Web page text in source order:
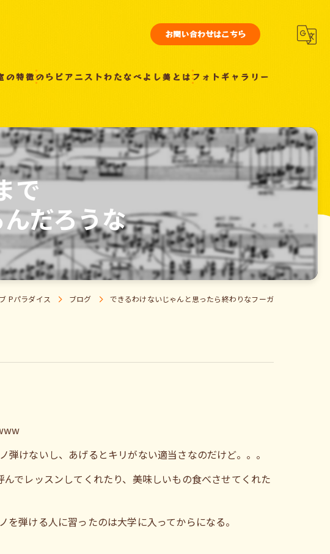
お問い合わせはこちら
の特徴
事
知能力
ノ
のらピアニストわたなべよし美とはフォトギャラリー
で
だろうな
Pパラダイス ブログ できるわけないじゃんと思ったら終わりなフーガ
けないし、あげるとキリがない適当さなのだけど。。。
でレッスンしてくれたり、美味しいもの食べさせてくれた
弾ける人に習ったのは大学に入ってからになる。